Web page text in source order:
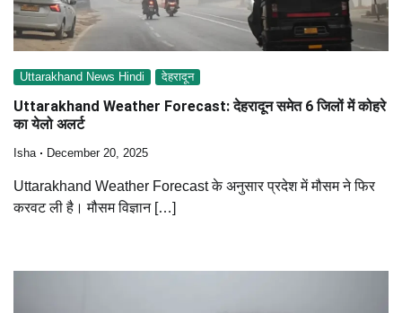
Uttarakhand News Hindi देहरादून
Uttarakhand Weather Forecast: देहरादून समेत 6 जिलों में कोहरे
का येलो अलर्ट
Isha December 20, 2025
Uttarakhand Weather Forecast के अनुसार प्रदेश में मौसम ने फिर
करवट ली है। मौसम विज्ञान […]